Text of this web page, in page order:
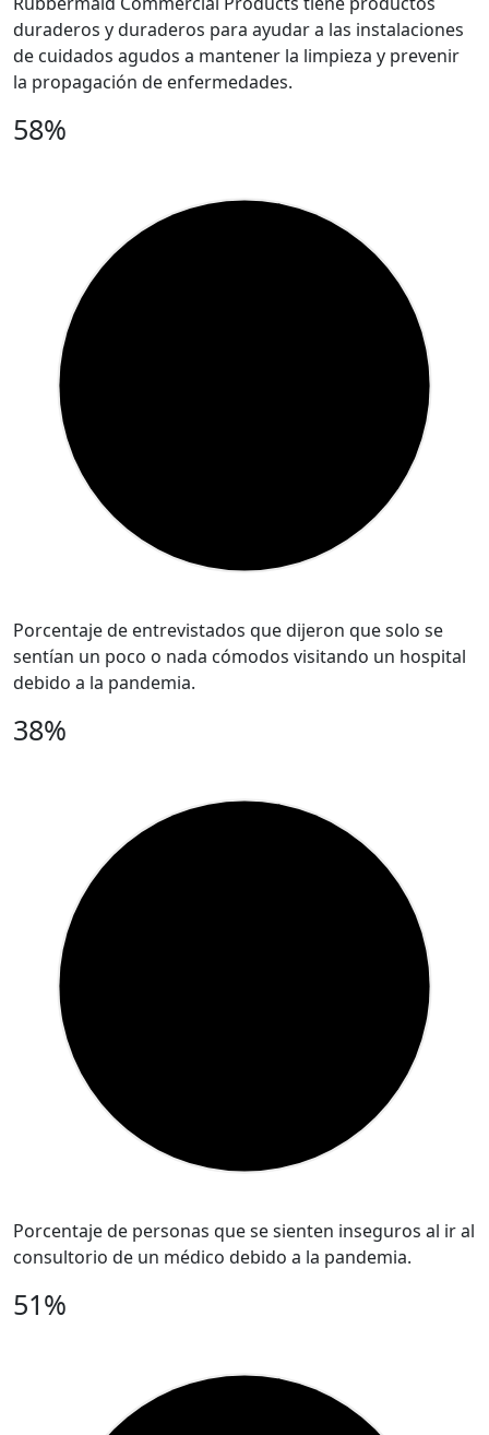
duraderos y duraderos para ayudar a las instalaciones
de cuidados agudos a mantener la limpieza y prevenir
la propagación de enfermedades.
58%
Porcentaje de entrevistados que dijeron que solo se
sentían un poco o nada cómodos visitando un hospital
debido a la pandemia.
38%
Porcentaje de personas que se sienten inseguros al ir al
consultorio de un médico debido a la pandemia.
51%